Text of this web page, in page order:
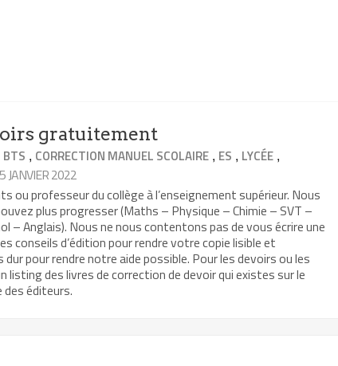
gratuitement
BTS , CORRECTION MANUEL SCOLAIRE , ES , LYCÉE ,
JANVIER 2022
ou professeur du collège à l’enseignement supérieur. Nous
plus progresser (Maths – Physique – Chimie – SVT –
– Anglais). Nous ne nous contentons pas de vous écrire une
conseils d’édition pour rendre votre copie lisible et
pour rendre notre aide possible. Pour les devoirs ou les
listing des livres de correction de devoir qui existes sur le
éditeurs.